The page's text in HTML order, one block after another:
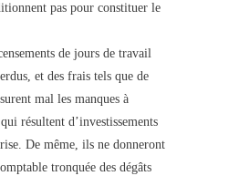
pas pour constituer le
de jours de travail
et des frais tels que de
mal les manques à
résultent d’investissements
De même, ils ne donneront
tronquée des dégâts